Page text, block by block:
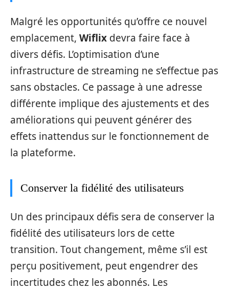
Malgré les opportunités qu’offre ce nouvel
emplacement, Wiflix devra faire face à
divers défis. L’optimisation d’une
infrastructure de streaming ne s’effectue pas
sans obstacles. Ce passage à une adresse
différente implique des ajustements et des
améliorations qui peuvent générer des
effets inattendus sur le fonctionnement de
la plateforme.
Conserver la fidélité des utilisateurs
Un des principaux défis sera de conserver la
fidélité des utilisateurs lors de cette
transition. Tout changement, même s’il est
perçu positivement, peut engendrer des
incertitudes chez les abonnés. Les